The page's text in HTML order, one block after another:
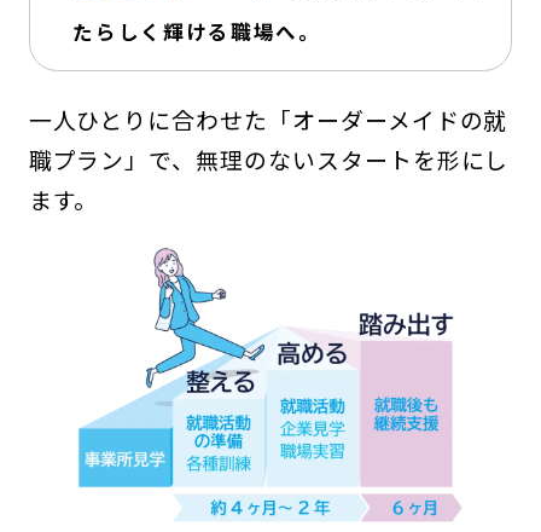
たらしく輝ける職場へ。
一人ひとりに合わせた「オーダーメイドの就
職プラン」で、無理のないスタートを形にし
ます。